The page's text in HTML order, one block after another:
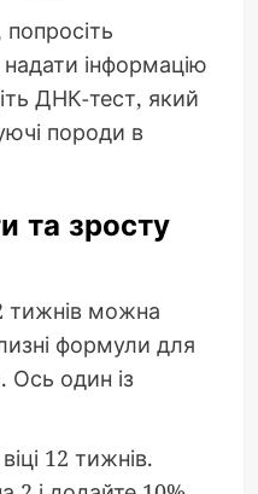
інформацію
ДНК-тест, який
породи в
та зросту
тижнів можна
формули для
Ось один із
12 тижнів.